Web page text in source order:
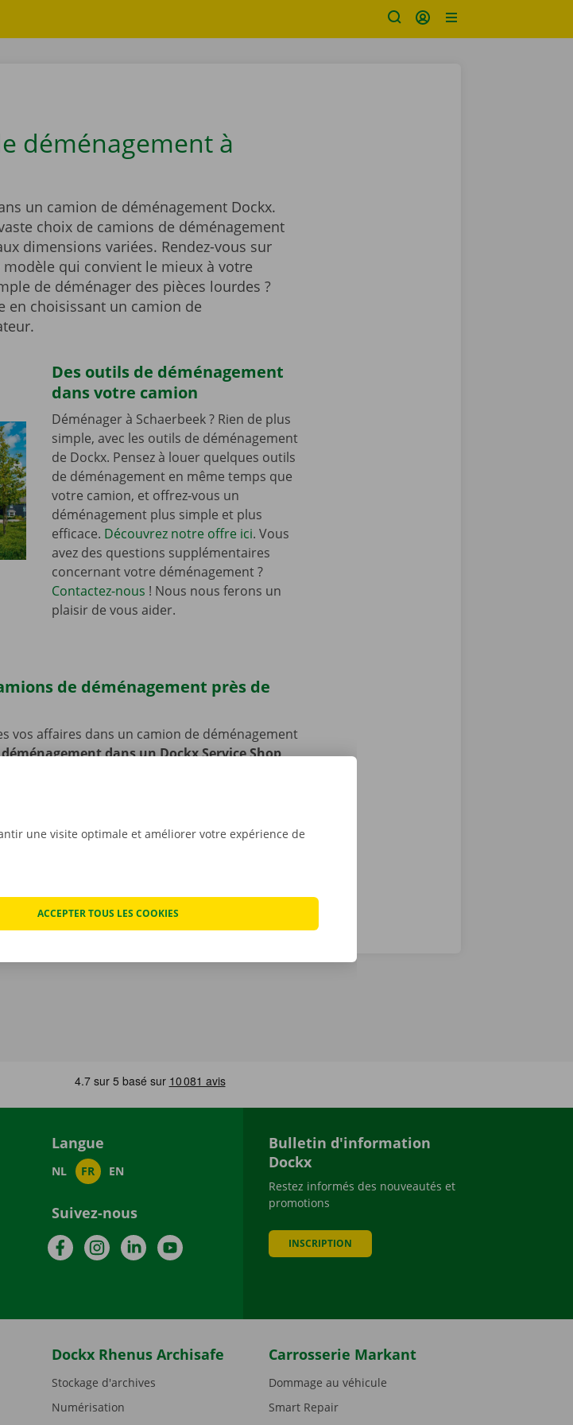
déménagement à
un camion de déménagement Dockx.
choix de camions de déménagement
dimensions variées. Rendez-vous sur
qui convient le mieux à votre
de déménager des pièces lourdes ?
en choisissant un camion de
Des outils de déménagement
dans votre camion
Déménager à Schaerbeek ? Rien de plus
simple, avec les outils de déménagement
de Dockx. Pensez à louer quelques outils
de déménagement en même temps que
votre camion, et offrez-vous un
déménagement plus simple et plus
efficace. Découvrez notre offre ici. Vous
avez des questions supplémentaires
concernant votre déménagement ?
Contactez-nous ! Nous nous ferons un
plaisir de vous aider.
de déménagement près de
vos affaires dans un camion de déménagement
dans un Dockx Service Shop
voiture ou à vélo ? Pas de souci : vous
Langue
NL FR EN
Suivez-nous
FacebookInstagramLinkedInYouTube
Bulletin d'information
Dockx
Restez informés des nouveautés et
promotions
INSCRIPTION
Dockx Rhenus Archisafe
Stockage d'archives
Numérisation
Carrosserie Markant
Dommage au véhicule
Smart Repair
une visite optimale et améliorer votre expérience de
ACCEPTER TOUS LES COOKIES